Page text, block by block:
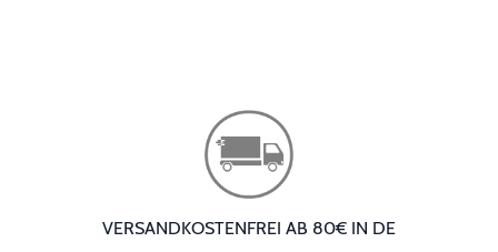
VERSANDKOSTENFREI AB 80€ IN DE